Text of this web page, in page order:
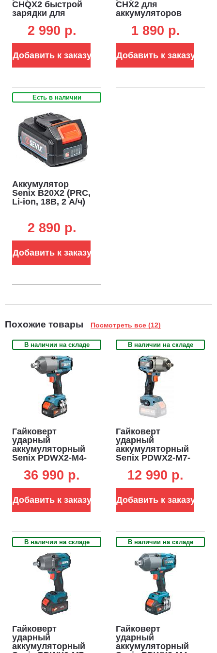
CHQX2 быстрой
зарядки для
18В (4А)
2 990 p.
Добавить к заказу
CHX2 для
аккумуляторов
1 890 p.
Добавить к заказу
Есть в наличии
Аккумулятор
Senix B20X2 (PRC,
Li-ion, 18В, 2 А/ч)
2 890 p.
Добавить к заказу
Похожие товары Посмотреть все (12)
В наличии на складе
Гайковерт
ударный
аккумуляторный
Senix PDWX2-M4-
ЗУ (PRC, BL 18V,
1350/1900 Нм, 2.85
36 990 p.
Добавить к заказу
В наличии на складе
Гайковерт
ударный
аккумуляторный
Senix PDWX2-M7-
(PRC, BL 18V,
750/900 Нм, кейс,
12 990 p.
Добавить к заказу
В наличии на складе
Гайковерт
ударный
аккумуляторный
В наличии на складе
Гайковерт
ударный
аккумуляторный